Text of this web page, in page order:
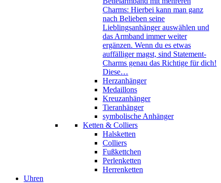
Charms: Hierbei kann man ganz
nach Belieben seine
Lieblingsanhänger auswählen und
das Armband immer weiter
ergänzen. Wenn du es etwas
auffälliger magst, sind Statement-
Charms genau das Richtige für dich!
Diese…
Herzanhänger
Medaillons
Kreuzanhänger
Tieranhänger
symbolische Anhänger
Ketten & Colliers
Halsketten
Colliers
Fußkettchen
Perlenketten
Herrenketten
Uhren